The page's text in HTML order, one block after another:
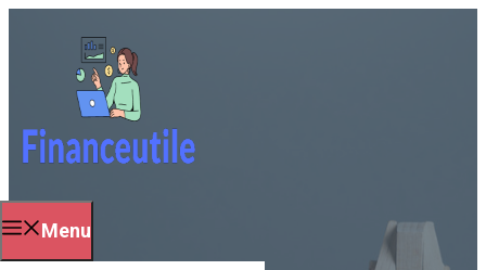
Menu